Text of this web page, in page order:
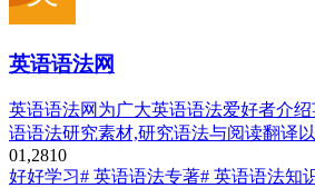
英语语法网
英语语法网为广大英语语法爱好者介
语语法研究素材,研究语法与阅读翻译
01,2810
好好学习# 英语语法专著# 英语语法知